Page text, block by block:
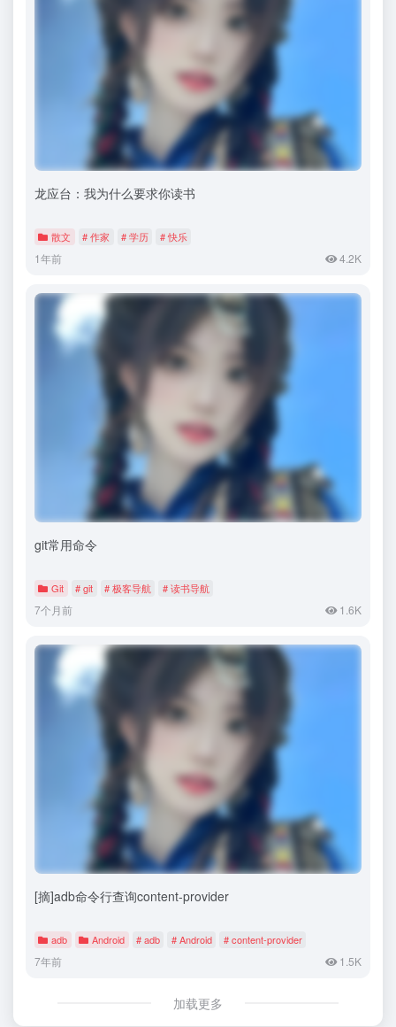
龙应台：我为什么要求你读书
散文 # 作家 # 学历 # 快乐
1年前 4.2K
git常用命令
Git # git # 极客导航 # 读书导航
7个月前 1.6K
[摘]adb命令行查询content-provider
adb Android # adb # Android # content-provider
7年前 1.5K
加载更多